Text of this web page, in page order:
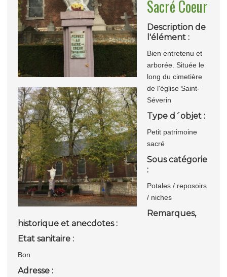
Sacré Coeur
Description de
l'élément :
Bien entretenu et
arborée. Située le
long du cimetière
de l'église Saint-
Séverin
Type d´objet :
Petit patrimoine
sacré
Sous catégorie
:
Potales / reposoirs
/ niches
Remarques,
historique et anecdotes :
Etat sanitaire :
Bon
Adresse :